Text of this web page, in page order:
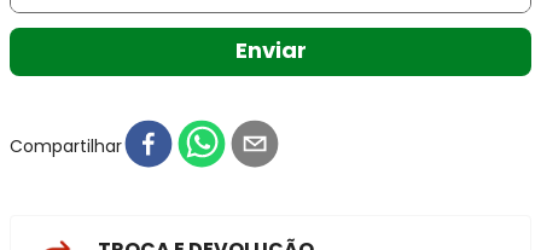
Enviar
Compartilhar